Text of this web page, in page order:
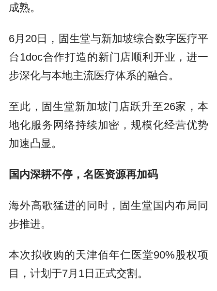
成熟。
6月20日，固生堂与新加坡综合数字医疗平
台1doc合作打造的新门店顺利开业，进一
步深化与本地主流医疗体系的融合。
至此，固生堂新加坡门店跃升至26家，本
地化服务网络持续加密，规模化经营优势
加速凸显。
国内深耕不停，名医资源再加码
海外高歌猛进的同时，固生堂国内布局同
步推进。
本次拟收购的天津佰年仁医堂90%股权项
目，计划于7月1日正式交割。